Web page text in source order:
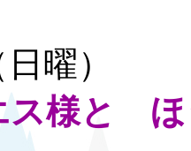
（日曜
ス様と